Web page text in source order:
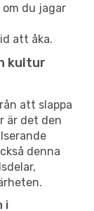
om du jagar
att åka.
kultur
att slappa
är det den
denna
i